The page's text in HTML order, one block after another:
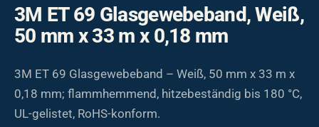
3M ET 69 Glasgewebeband, Weiß,
50 mm x 33 m x 0,18 mm
3M ET 69 Glasgewebeband – Weiß, 50 mm x 33 m x
0,18 mm; flammhemmend, hitzebeständig bis 180 °C,
UL-gelistet, RoHS-konform.